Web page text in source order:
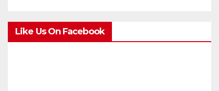
Like Us On Facebook